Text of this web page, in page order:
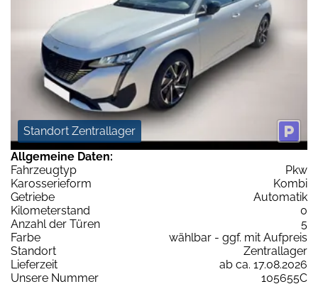
Standort Zentrallager
Allgemeine Daten:
Fahrzeugtyp
Pkw
Karosserieform
Kombi
Getriebe
Automatik
Kilometerstand
0
Anzahl der Türen
5
Farbe
wählbar - ggf. mit Aufpreis
Standort
Zentrallager
Lieferzeit
ab ca. 17.08.2026
Unsere Nummer
105655C